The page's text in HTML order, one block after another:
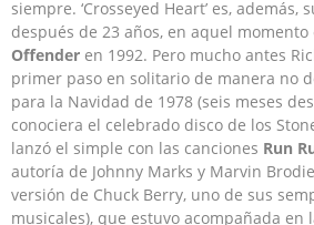
siempre. ‘Crosseyed Heart’ es,
después de 23 años, en aquel
Offender en 1992. Pero mucho antes
primer paso en solitario de manera no
para la Navidad de 1978 (seis meses
conociera el celebrado disco de los
lanzó el simple con las canciones Run
autoría de Johnny Marks y Marvin
versión de Chuck Berry, uno de sus
musicales), que estuvo acompañada en